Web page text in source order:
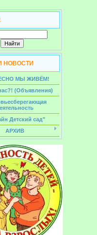
НОВОСТИ
МЫ ЖИВЁМ!
(Объявления)
Детский сад"
АРХИВ